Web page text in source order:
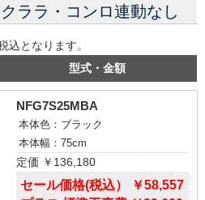
ララ・コンロ連動なし
込となります。
型式・金額
NFG7S25MBA
本体色：ブラック
本体幅：75cm
定価 ￥136,180
セール価格(税込） ￥58,557